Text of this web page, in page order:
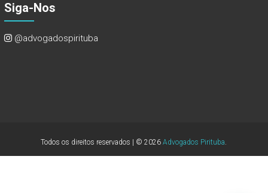
Siga-Nos
@advogadospirituba
Todos os direitos reservados | © 2026Advogados Pirituba.